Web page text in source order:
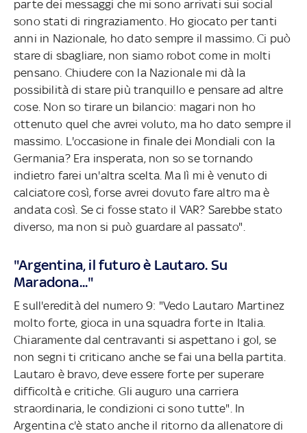
parte dei messaggi che mi sono arrivati sui social
sono stati di ringraziamento. Ho giocato per tanti
anni in Nazionale, ho dato sempre il massimo. Ci può
stare di sbagliare, non siamo robot come in molti
pensano. Chiudere con la Nazionale mi dà la
possibilità di stare più tranquillo e pensare ad altre
cose. Non so tirare un bilancio: magari non ho
ottenuto quel che avrei voluto, ma ho dato sempre il
massimo. L'occasione in finale dei Mondiali con la
Germania? Era insperata, non so se tornando
indietro farei un'altra scelta. Ma lì mi è venuto di
calciatore così, forse avrei dovuto fare altro ma è
andata così. Se ci fosse stato il VAR? Sarebbe stato
diverso, ma non si può guardare al passato".
"Argentina, il futuro è Lautaro. Su
Maradona..."
E sull'eredità del numero 9: "Vedo Lautaro Martinez
molto forte, gioca in una squadra forte in Italia.
Chiaramente dal centravanti si aspettano i gol, se
non segni ti criticano anche se fai una bella partita.
Lautaro è bravo, deve essere forte per superare
difficoltà e critiche. Gli auguro una carriera
straordinaria, le condizioni ci sono tutte". In
Argentina c'è stato anche il ritorno da allenatore di